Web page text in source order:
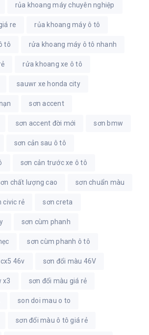
rủa khoang máy chuyên nghiệp
re rủa khoang máy ô tô
tô rửa khoang máy ô tô nhanh
rửa khoang xe ô tô
sauwr xe honda city
sơn accent
sơn accent đời mới sơn bmw
sơn cản sau ô tô
sơn cản trước xe ô tô
chất lượng cao sơn chuẩn màu
civic rẻ sơn creta
sơn cùm phanh
sơn cùm phanh ô tô
46v sơn đổi màu 46V
x3 sơn đổi màu giá rẻ
son doi mau o to
sơn đổi màu ô tô giá rẻ